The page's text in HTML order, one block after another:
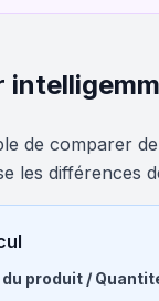
de comparer
les différences
du produit /